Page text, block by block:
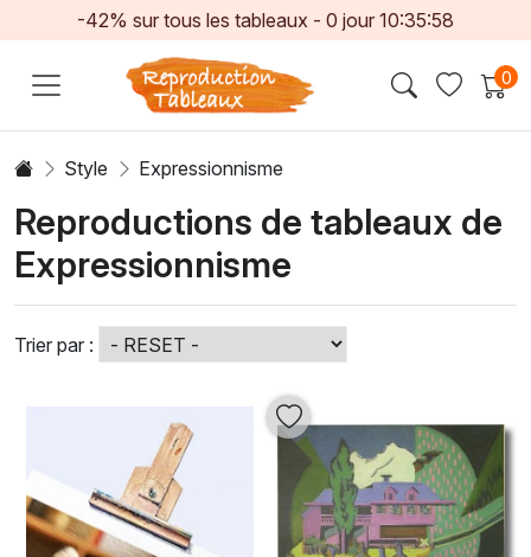
-42% sur tous les tableaux - 0 jour 10:35:56
0
Style Expressionnisme
Reproductions de tableaux de
Expressionnisme
Trier par :